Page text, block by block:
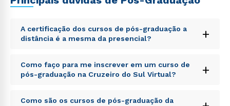
A certificação dos cursos de pós-graduação a
distância é a mesma da presencial?
+
Sed ut perspiciatis unde omnis iste natus error sit
voluptatem accusantium doloremque laudantium,
totam rem aperiam, eaque ipsa quae ab illo inventore
explicabo. Nemo enim ipsam voluptatem quia
Como faço para me inscrever em um curso de
pós-graduação na Cruzeiro do Sul Virtual?
+
Sed ut perspiciatis unde omnis iste natus error sit
Como são os cursos de pós-graduação da